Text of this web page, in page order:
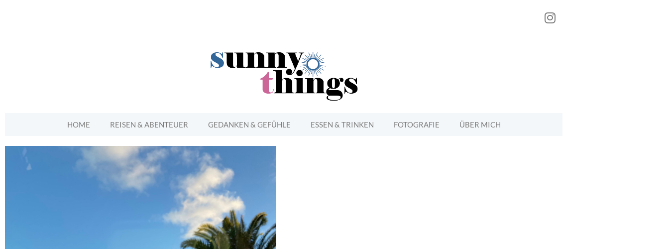
HOME REISEN & ABENTEUER GEDANKEN & GEFÜHLE ESSEN & TRINKEN FOTOGRAFIE ÜBER MICH